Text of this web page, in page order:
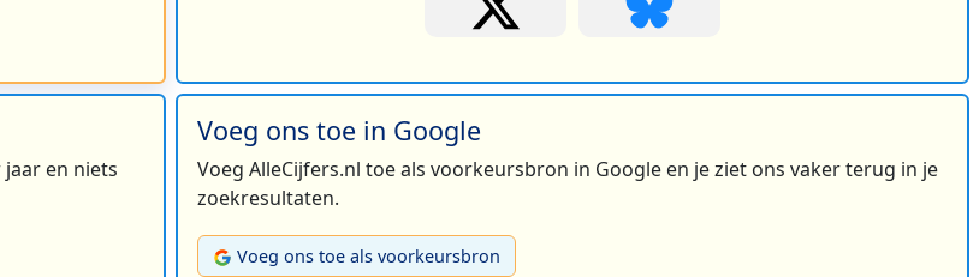
en niets
Voeg ons toe in Google
Voeg AlleCijfers.nl toe als voorkeursbron in Google en je ziet ons vaker terug in je
zoekresultaten.
Voeg ons toe als voorkeursbron